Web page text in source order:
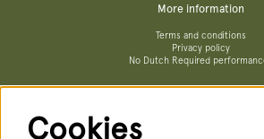
More information
Terms and conditions
Privacy policy
No Dutch Required
Cookies